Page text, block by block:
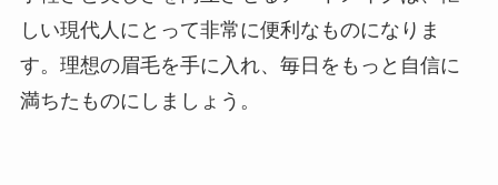
しい現代人にとって非常に便利なものになりま
す。理想の眉毛を手に入れ、毎日をもっと自信に
満ちたものにしましょう。